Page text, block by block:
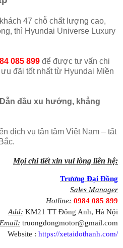
47 chỗ chất lượng cao,
thì Hyundai Universe Luxury
085 899 để được tư vấn chi
đãi tốt nhất từ Hyundai Miền
đầu xu hướng, khẳng
dịch vụ tận tâm Việt Nam – tất
Mọi chi tiết xin vui lòng liên hệ:
Trương Đại Đồng
Sales Manager
Hotline: 0984 085 899
Add: KM21 TT Đông Anh, Hà Nội
Email: truongdongmotor@gmail.com
Website : https://xetaidothanh.com/